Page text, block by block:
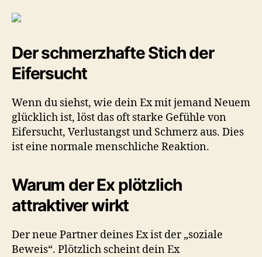
Der schmerzhafte Stich der
Eifersucht
Wenn du siehst, wie dein Ex mit jemand Neuem
glücklich ist, löst das oft starke Gefühle von
Eifersucht, Verlustangst und Schmerz aus. Dies
ist eine normale menschliche Reaktion.
Warum der Ex plötzlich
attraktiver wirkt
Der neue Partner deines Ex ist der „soziale
Beweis“. Plötzlich scheint dein Ex